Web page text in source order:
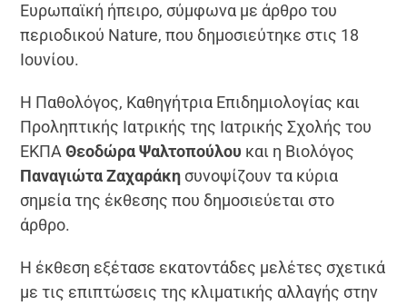
Ευρωπαϊκή ήπειρο, σύμφωνα με άρθρο του
περιοδικού Nature, που δημοσιεύτηκε στις 18
Ιουνίου.
Η Παθολόγος, Καθηγήτρια Επιδημιολογίας και
Προληπτικής Ιατρικής της Ιατρικής Σχολής του
ΕΚΠΑΘεοδώρα Ψαλτοπούλου και η Βιολόγος
Παναγιώτα Ζαχαράκη συνοψίζουν τα κύρια
σημεία της έκθεσης που δημοσιεύεται στο
άρθρο.
Η έκθεση εξέτασε εκατοντάδες μελέτες σχετικά
με τις επιπτώσεις της κλιματικής αλλαγής στην